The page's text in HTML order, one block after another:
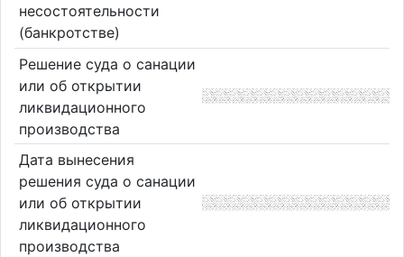
несостоятельности
(банкротстве)
Решение суда о санации
или об открытии
ликвидационного
производства
Дата вынесения
решения суда о санации
или об открытии
ликвидационного
производства